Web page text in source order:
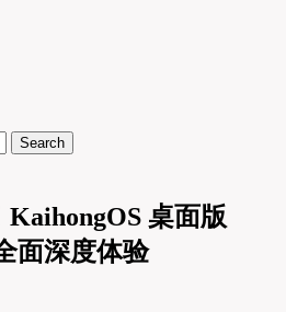
Search
桌面版
面深度体验